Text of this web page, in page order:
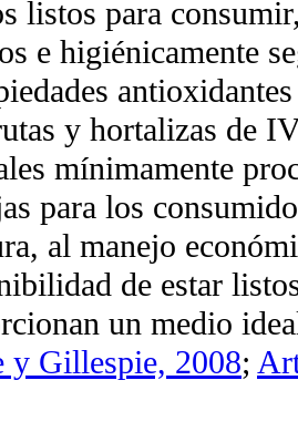
listos para
e higiénicamente
y hortalizas de
mínimamente
para los
al manejo
de estar
un medio
y Gillespie, 2008;